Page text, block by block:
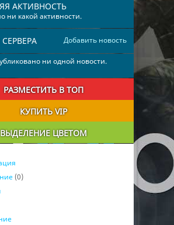
АКТИВНОСТЬ
ни какой активности.
Добавить новость
ни одной новости.
РАЗМЕСТИТЬ В ТОП
КУПИТЬ VIP
ВЫДЕЛЕНИЕ ЦВЕТОМ
(0)